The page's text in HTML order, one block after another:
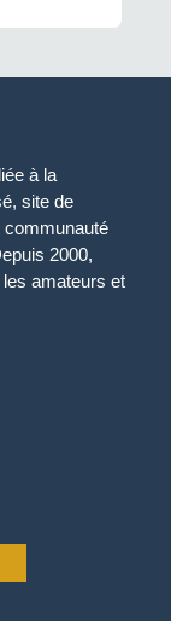
à la
site de
communauté
2000,
amateurs et